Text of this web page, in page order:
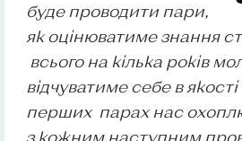
буде проводити пари,
як оцінюватиме знання
всього на кілька років
відчуватиме себе в
перших парах нас
з кожним наступним